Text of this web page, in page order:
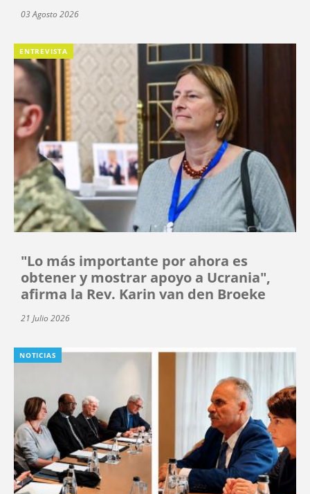
03 Agosto 2026
ENTREVISTA
"Lo más importante por ahora es
obtener y mostrar apoyo a Ucrania",
afirma la Rev. Karin van den Broeke
21 Julio 2026
NOTICIAS